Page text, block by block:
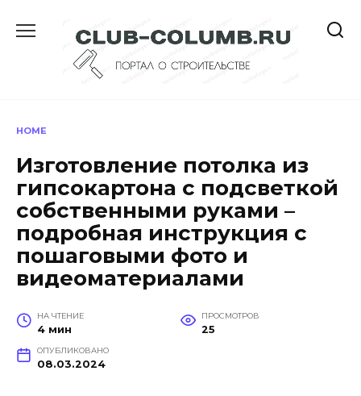
содержанию
HOME
Изготовление потолка из
гипсокартона с подсветкой
собственными руками –
подробная инструкция с
пошаговыми фото и
видеоматериалами
НА ЧТЕНИЕ
4 мин
ПРОСМОТРОВ
25
ОПУБЛИКОВАНО
08.03.2024